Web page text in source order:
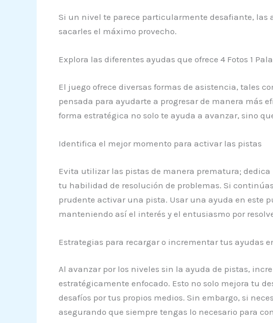
Si un nivel te parece particularmente desafiante, las
sacarles el máximo provecho.
Explora las diferentes ayudas que ofrece 4 Fotos 1
El juego ofrece diversas formas de asistencia, tales
pensada para ayudarte a progresar de manera más
forma estratégica no solo te ayuda a avanzar, sino
Identifica el mejor momento para activar las pistas
Evita utilizar las pistas de manera prematura;
tu habilidad de resolución de problemas. Si
prudente activar una pista. Usar una ayuda en este
manteniendo así el interés y el entusiasmo por
Estrategias para recargar o incrementar tus ayudas
Al avanzar por los niveles sin la ayuda de pistas,
estratégicamente enfocado. Esto no solo mejora tu
desafíos por tus propios medios. Sin embargo, si
asegurando que siempre tengas lo necesario para